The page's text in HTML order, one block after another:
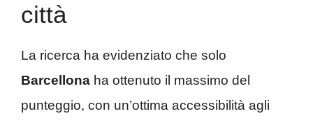
città
La ricerca ha evidenziato che solo
Barcellona ha ottenuto il massimo del
punteggio, con un’ottima accessibilità agli